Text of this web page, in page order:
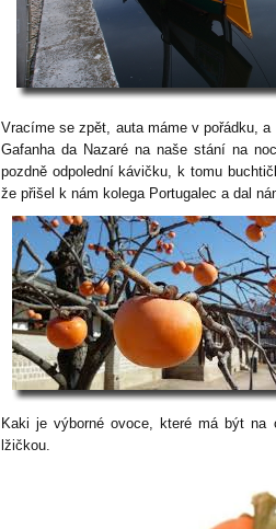
Vracíme se zpět, auta máme v pořádku,
Gafanha da Nazaré na naše stání na
pozdně odpolední kávičku, k tomu
že přišel k nám kolega Portugalec a dal
Kaki je výborné ovoce, které má být
lžičkou.